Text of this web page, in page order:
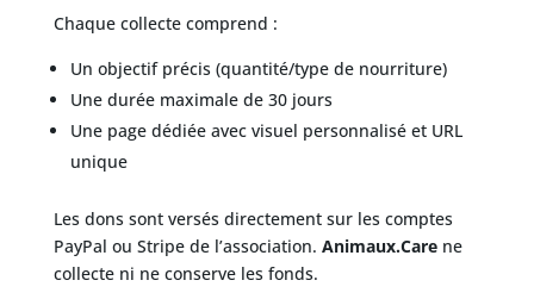
Chaque collecte comprend :
Un objectif précis (quantité/type de nourriture)
Une durée maximale de 30 jours
Une page dédiée avec visuel personnalisé et URL
unique
Les dons sont versés directement sur les comptes
PayPal ou Stripe de l’association. Animaux.Carene
collecte ni ne conserve les fonds.